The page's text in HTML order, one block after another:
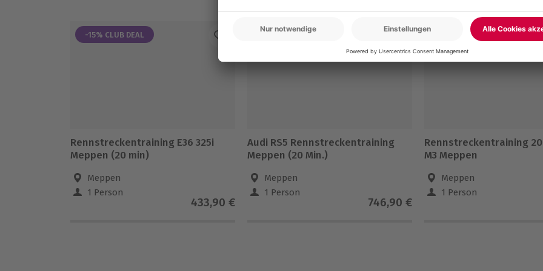
-15% CLUB DEAL
Rennstreckentraining E36 325i
Meppen (20 min)
Meppen
1 Person
433,90 €
-15% CLUB DEAL
Audi RS5 Rennstreckentraining
Meppen (20 Min.)
Meppen
1 Person
746,90 €
-15% CLUB DEAL
Rennstreckentraining 20
M3 Meppen
Meppen
1 Person